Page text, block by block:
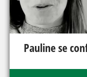
Pauline se